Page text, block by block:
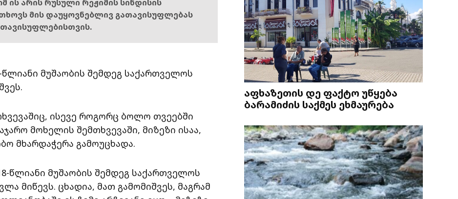
ის არის რუსული რეჟიმის სინდისის
მის დაუყოვნებლივ გათავისუფლებას
მუშაობის შემდეგ საქართველოს
ისევე როგორც ბოლო თვეებში
მოხელის შემთხვევაში, მიზეზი ისაა,
მხარდაჭერა გამოუცხადა.
წლიანი მუშაობის შემდეგ საქართველოს
მიწევს. ცხადია, მათ გამომიშვეს, მაგრამ
აფხაზეთის დე ფაქტო უწყება
ბარამიძის საქმეს ეხმაურება